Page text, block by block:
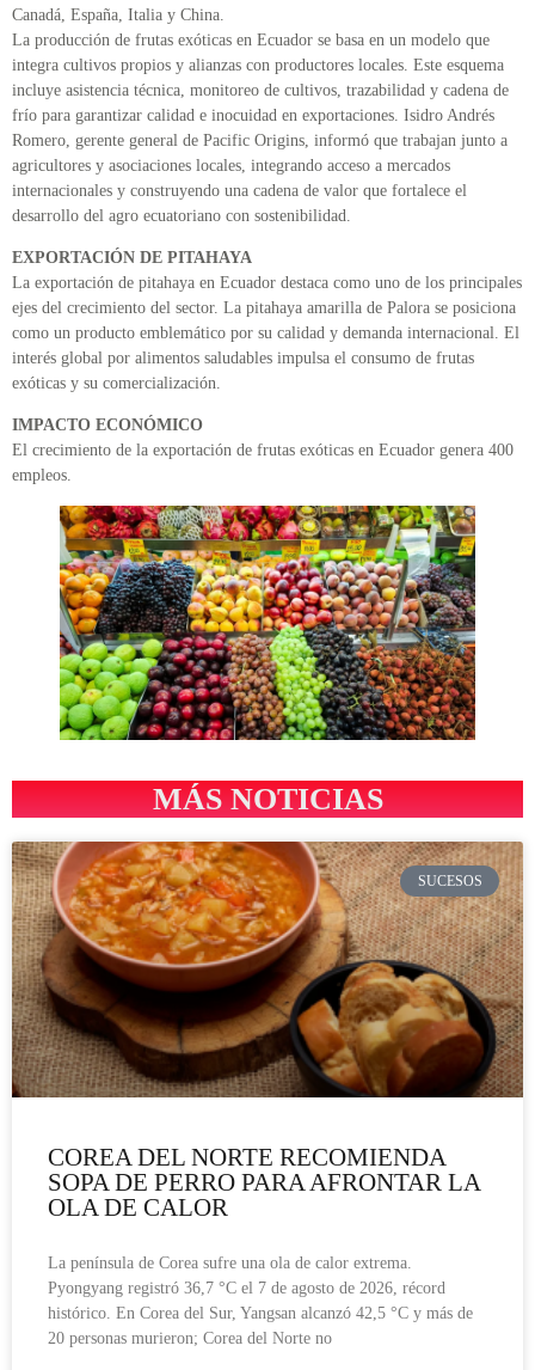
Canadá, España, Italia y China.
La producción de frutas exóticas en Ecuador se basa en un modelo que
integra cultivos propios y alianzas con productores locales. Este esquema
incluye asistencia técnica, monitoreo de cultivos, trazabilidad y cadena de
frío para garantizar calidad e inocuidad en exportaciones. Isidro Andrés
Romero, gerente general de Pacific Origins, informó que trabajan junto a
agricultores y asociaciones locales, integrando acceso a mercados
internacionales y construyendo una cadena de valor que fortalece el
desarrollo del agro ecuatoriano con sostenibilidad.
EXPORTACIÓN DE PITAHAYA
La exportación de pitahaya en Ecuador destaca como uno de los principales
ejes del crecimiento del sector. La pitahaya amarilla de Palora se posiciona
como un producto emblemático por su calidad y demanda internacional. El
interés global por alimentos saludables impulsa el consumo de frutas
exóticas y su comercialización.
IMPACTO ECONÓMICO
El crecimiento de la exportación de frutas exóticas en Ecuador genera 400
empleos.
MÁS NOTICIAS
SUCESOS
COREA DEL NORTE RECOMIENDA
SOPA DE PERRO PARA AFRONTAR LA
OLA DE CALOR
La península de Corea sufre una ola de calor extrema.
Pyongyang registró 36,7 °C el 7 de agosto de 2026, récord
histórico. En Corea del Sur, Yangsan alcanzó 42,5 °C y más de
20 personas murieron; Corea del Norte no